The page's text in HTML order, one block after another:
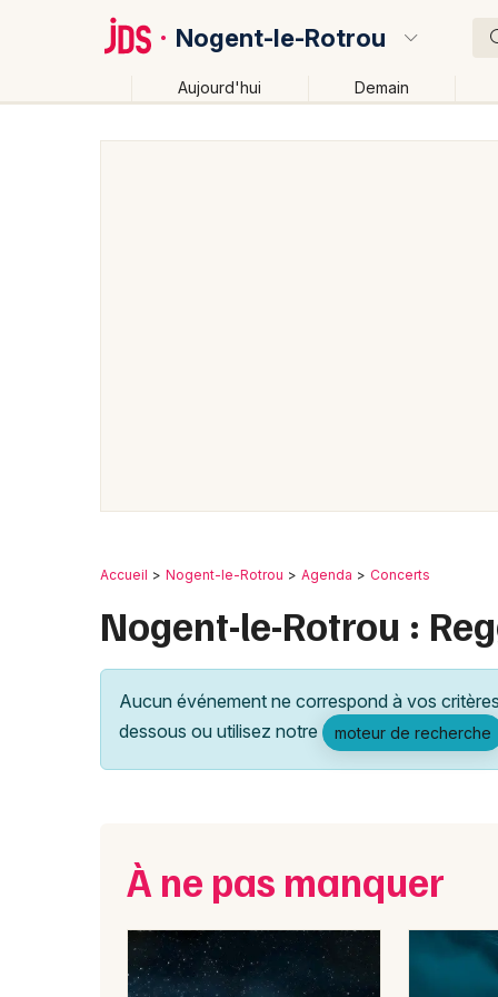
Nogent-le-Rotrou
Aujourd'hui Demain
Accueil Nogent-le-Rotrou Agenda Concerts
Nogent-le-Rotrou :
Aucun événement ne correspond à vos
dessous ou utilisez notre
moteur de recherche
À ne pas manquer